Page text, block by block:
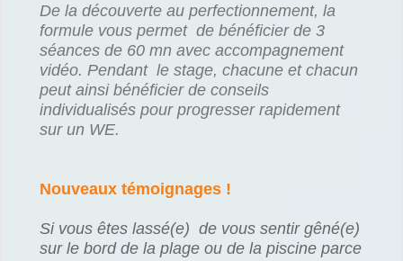
De la découverte au perfectionnement, la
formule vous permet de bénéficier de 3
séances de 60 mn avec accompagnement
vidéo. Pendant le stage, chacune et chacun
peut ainsi bénéficier de conseils
individualisés pour progresser rapidement
sur un WE.
Nouveaux témoignages !
Si vous êtes lassé(e) de vous sentir gêné(e)
sur le bord de la plage ou de la piscine parce